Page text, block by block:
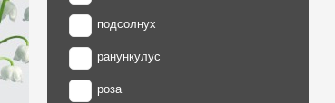
подсолнух
ранункулус
роза